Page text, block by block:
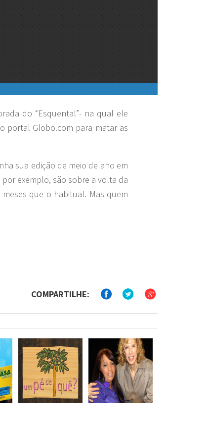
do “Esquenta!”- na qual ele
portal Globo.com para matar as
sua edição de meio de ano em
exemplo, são sobre a volta da
que o habitual. Mas quem
COMPARTILHE: